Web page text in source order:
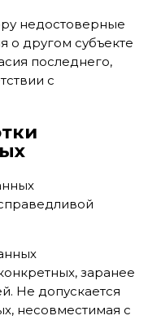
недостоверные
о другом субъекте
последнего,
с
заранее
Не допускается
несовместимая с